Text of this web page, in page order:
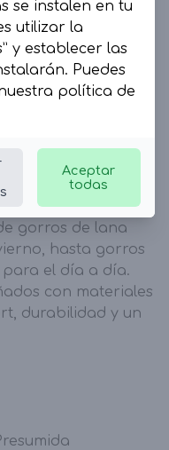
colección de
aportar estilo,
Los gorros son
tu look en
tendencia y
gorros de lana
hasta gorros
para el día a día.
con materiales
durabilidad y un
se instalen en tu
utilizar la
y establecer las
Puedes
política de
Aceptar
todas